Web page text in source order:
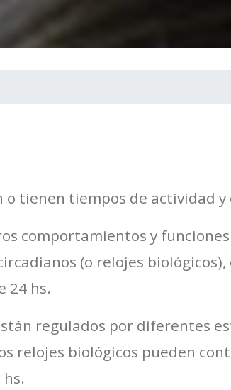
o tienen tiempos de actividad y
comportamientos y
(o relojes biológicos),
24 hs.
regulados por diferentes
relojes biológicos pueden